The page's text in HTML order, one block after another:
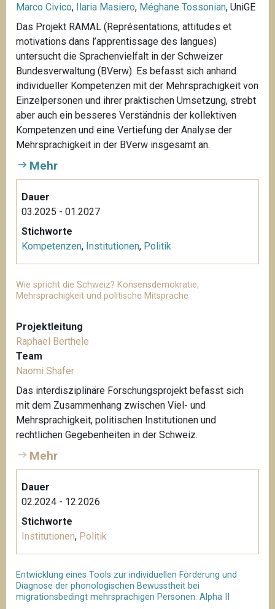
Marco Civico, Ilaria Masiero, Méghane Tossonian, UniGE
Das Projekt RAMAL (Représentations, attitudes et
motivations dans l’apprentissage des langues)
untersucht die Sprachenvielfalt in der Schweizer
Bundesverwaltung (BVerw). Es befasst sich anhand
individueller Kompetenzen mit der Mehrsprachigkeit von
Einzelpersonen und ihrer praktischen Umsetzung, strebt
aber auch ein besseres Verständnis der kollektiven
Kompetenzen und eine Vertiefung der Analyse der
Mehrsprachigkeit in der BVerw insgesamt an.
Mehr
Dauer
03.2025 - 01.2027
Stichworte
Kompetenzen, Institutionen, Politik
Wie spricht die Schweiz? Konsensdemokratie,
Mehrsprachigkeit und politische Mitsprache
Projektleitung
Raphael Berthele
Team
Naomi Shafer
Das interdisziplinäre Forschungsprojekt befasst sich
mit dem Zusammenhang zwischen Viel- und
Mehrsprachigkeit, politischen Institutionen und
rechtlichen Gegebenheiten in der Schweiz.
Mehr
Dauer
02.2024 - 12.2026
Stichworte
Institutionen, Politik
Entwicklung eines Tools zur individuellen Förderung und
Diagnose der phonologischen Bewusstheit bei
migrationsbedingt mehrsprachigen Personen: Alpha II